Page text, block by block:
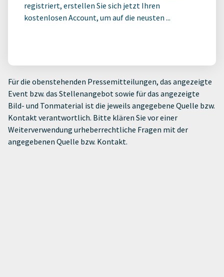
registriert, erstellen Sie sich jetzt Ihren
kostenlosen Account, um auf die neusten ...
Für die obenstehenden Pressemitteilungen, das angezeigte
Event bzw. das Stellenangebot sowie für das angezeigte
Bild- und Tonmaterial ist die jeweils angegebene Quelle bzw.
Kontakt verantwortlich. Bitte klären Sie vor einer
Weiterverwendung urheberrechtliche Fragen mit der
angegebenen Quelle bzw. Kontakt.